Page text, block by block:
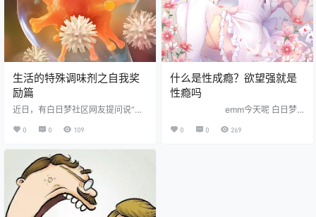
始脑补："这样下去会不会早泄？"
恐慌持续了两周。然…
生活的特殊调味剂之自我奖
励篇
近日，有白日梦社区网友提问说“一
奖励自己一次是不是也能做到医生
奖励只会导致早xie，那么，也请允
许我一个区区社区实习生嘲笑一下
你的愚昧和无知[吧唧R]毕竟不是每
个男人都是陈冠希，毕竟不是每个
男人在每个阶段身边都有女人的相
伴 &n…
0 0 109
什么是性成瘾？欲望强就是
性瘾吗
emm今天呢 白日梦
个敏感话题中的敏感问题 你可能听
0 0 269